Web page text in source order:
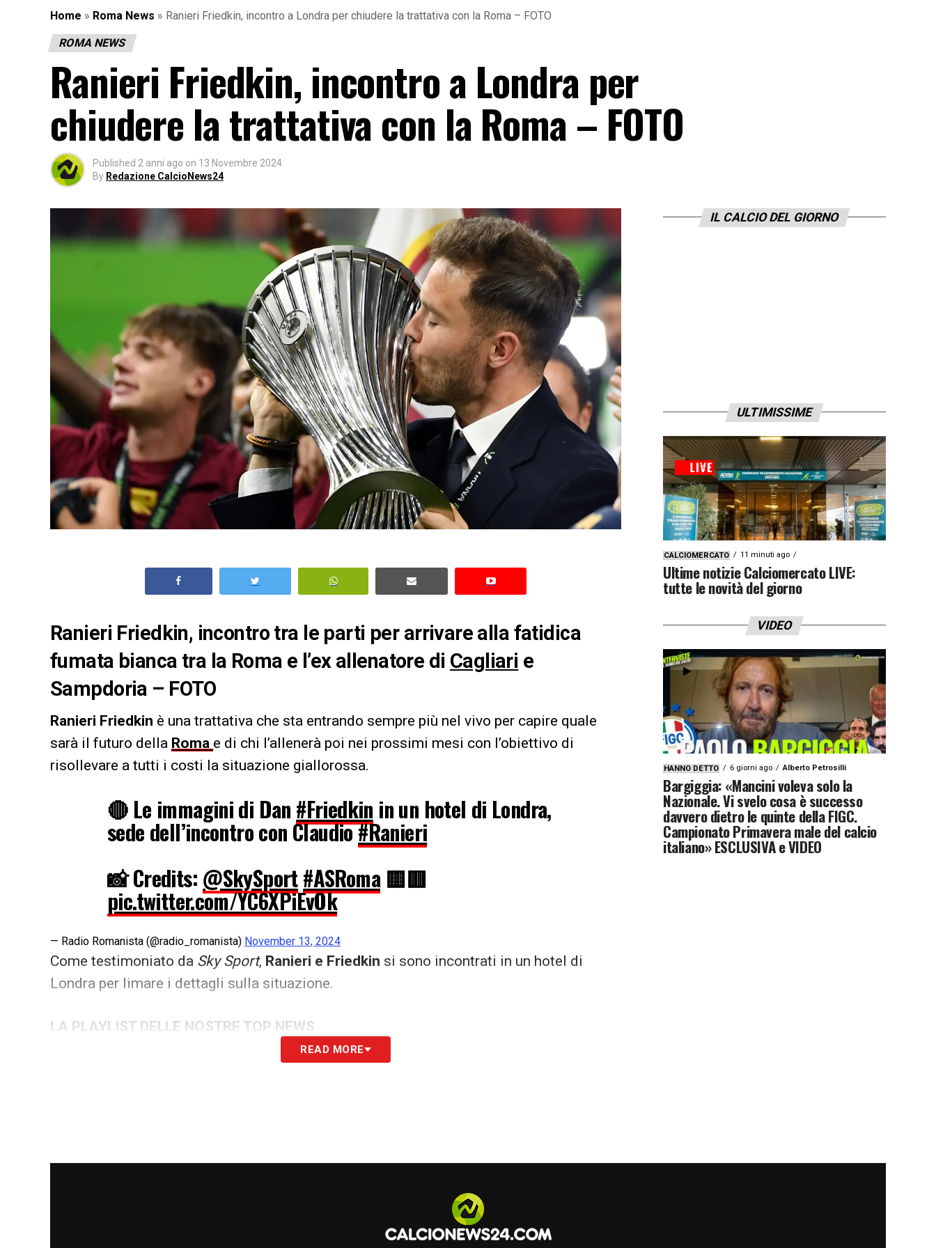
Home » Roma News » Ranieri Friedkin, incontro a Londra per chiudere la trattativa con la Roma – FOTO
ROMA NEWS
Ranieri Friedkin, incontro a Londra per
chiudere la trattativa con la Roma – FOTO
Published 2 anni ago on 13 Novembre 2024
By Redazione CalcioNews24
Ranieri Friedkin, incontro tra le parti per arrivare alla fatidica
fumata bianca tra la Roma e l’ex allenatore di Cagliari e
Sampdoria – FOTO
Ranieri Friedkin è una trattativa che sta entrando sempre più nel vivo per capire quale
sarà il futuro della Roma e di chi l’allenerà poi nei prossimi mesi con l’obiettivo di
risollevare a tutti i costi la situazione giallorossa.
🔴 Le immagini di Dan #Friedkin in un hotel di Londra,
sede dell’incontro con Claudio#Ranieri
📸 Credits: @SkySport#ASRoma 🟨🟥
pic.twitter.com/YC6XPiEvOk
— Radio Romanista (@radio_romanista) November 13, 2024
Come testimoniato da Sky Sport, Ranieri e Friedkin si sono incontrati in un hotel di
Londra per limare i dettagli sulla situazione.
LA PLAYLIST DELLE NOSTRE TOP NEWS
READ MORE
IL CALCIO DEL GIORNO
ULTIMISSIME
CALCIOMERCATO 11 minuti ago
Ultime notizie Calciomercato LIVE:
tutte le novità del giorno
VIDEO
HANNO DETTO 6 giorni ago Alberto Petrosilli
Bargiggia: «Mancini voleva solo la
Nazionale. Vi svelo cosa è successo
davvero dietro le quinte della FIGC.
Campionato Primavera male del calcio
italiano» ESCLUSIVA e VIDEO